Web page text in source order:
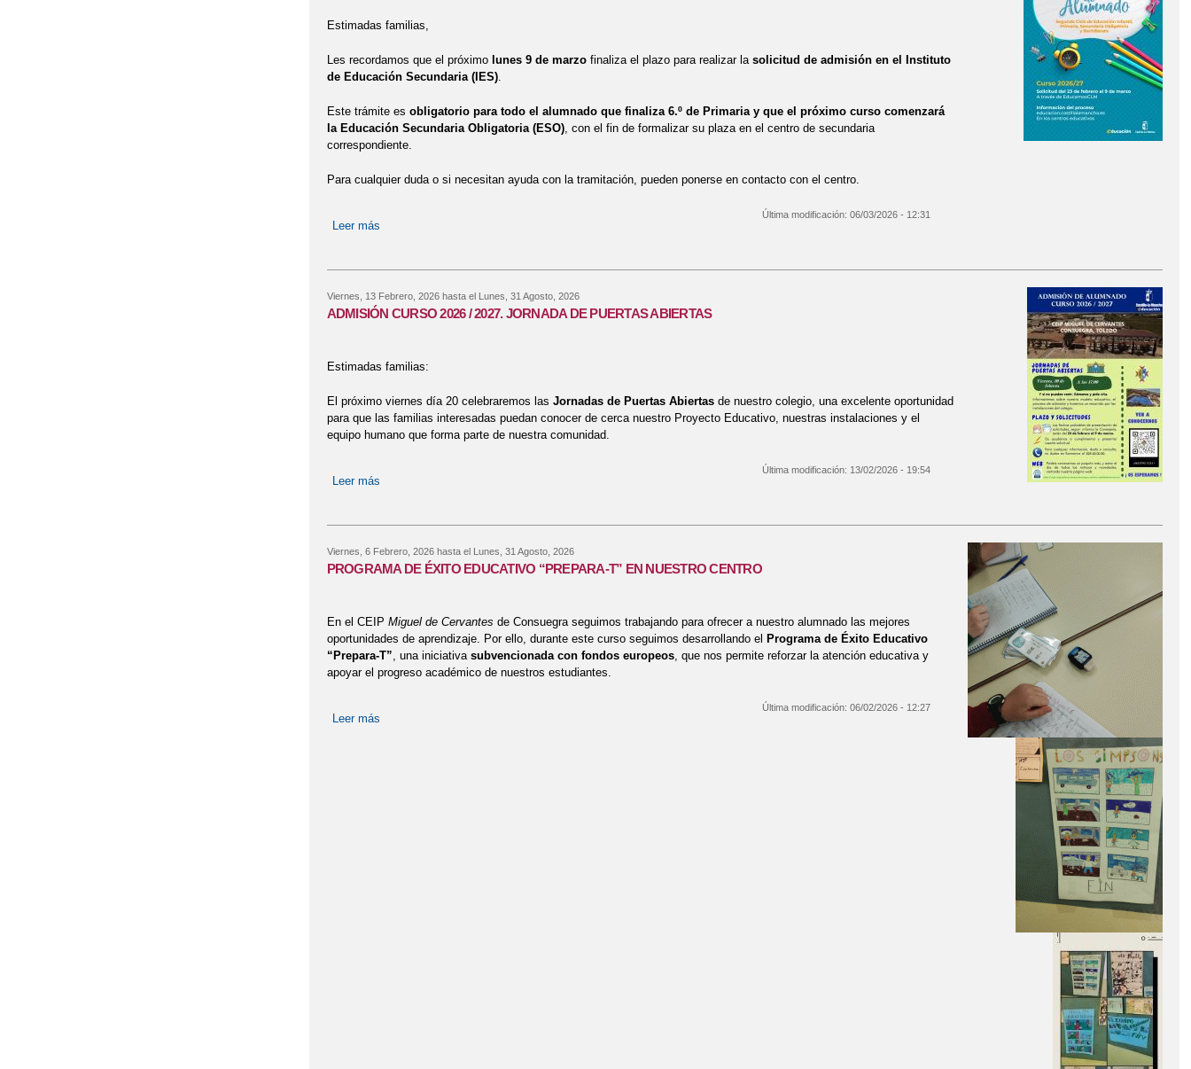
Estimadas familias,
Les recordamos que el próximo lunes 9 de marzofinaliza el plazo para realizar la solicitud de admisión en el Instituto
de Educación Secundaria (IES).
Este trámite es obligatorio para todo el alumnado que finaliza 6.º de Primaria y que el próximo curso comenzará
la Educación Secundaria Obligatoria (ESO), con el fin de formalizar su plaza en el centro de secundaria
correspondiente.
Para cualquier duda o si necesitan ayuda con la tramitación, pueden ponerse en contacto con el centro.
Leer más
Última modificación: 06/03/2026 - 12:31
Viernes, 13 Febrero, 2026hasta el Lunes, 31 Agosto, 2026
ADMISIÓN CURSO 2026 / 2027. JORNADA DE PUERTAS ABIERTAS
Estimadas familias:
El próximo viernes día 20 celebraremos las Jornadas de Puertas Abiertasde nuestro colegio, una excelente oportunidad
para que las familias interesadas puedan conocer de cerca nuestro Proyecto Educativo, nuestras instalaciones y el
equipo humano que forma parte de nuestra comunidad.
Leer más
Última modificación: 13/02/2026 - 19:54
Viernes, 6 Febrero, 2026hasta el Lunes, 31 Agosto, 2026
PROGRAMA DE ÉXITO EDUCATIVO “PREPARA-T” EN NUESTRO CENTRO
En el CEIP Miguel de Cervantes de Consuegra seguimos trabajando para ofrecer a nuestro alumnado las mejores
oportunidades de aprendizaje. Por ello, durante este curso seguimos desarrollando el Programa de Éxito Educativo
“Prepara-T”, una iniciativa subvencionada con fondos europeos, que nos permite reforzar la atención educativa y
apoyar el progreso académico de nuestros estudiantes.
Leer más
Última modificación: 06/02/2026 - 12:27